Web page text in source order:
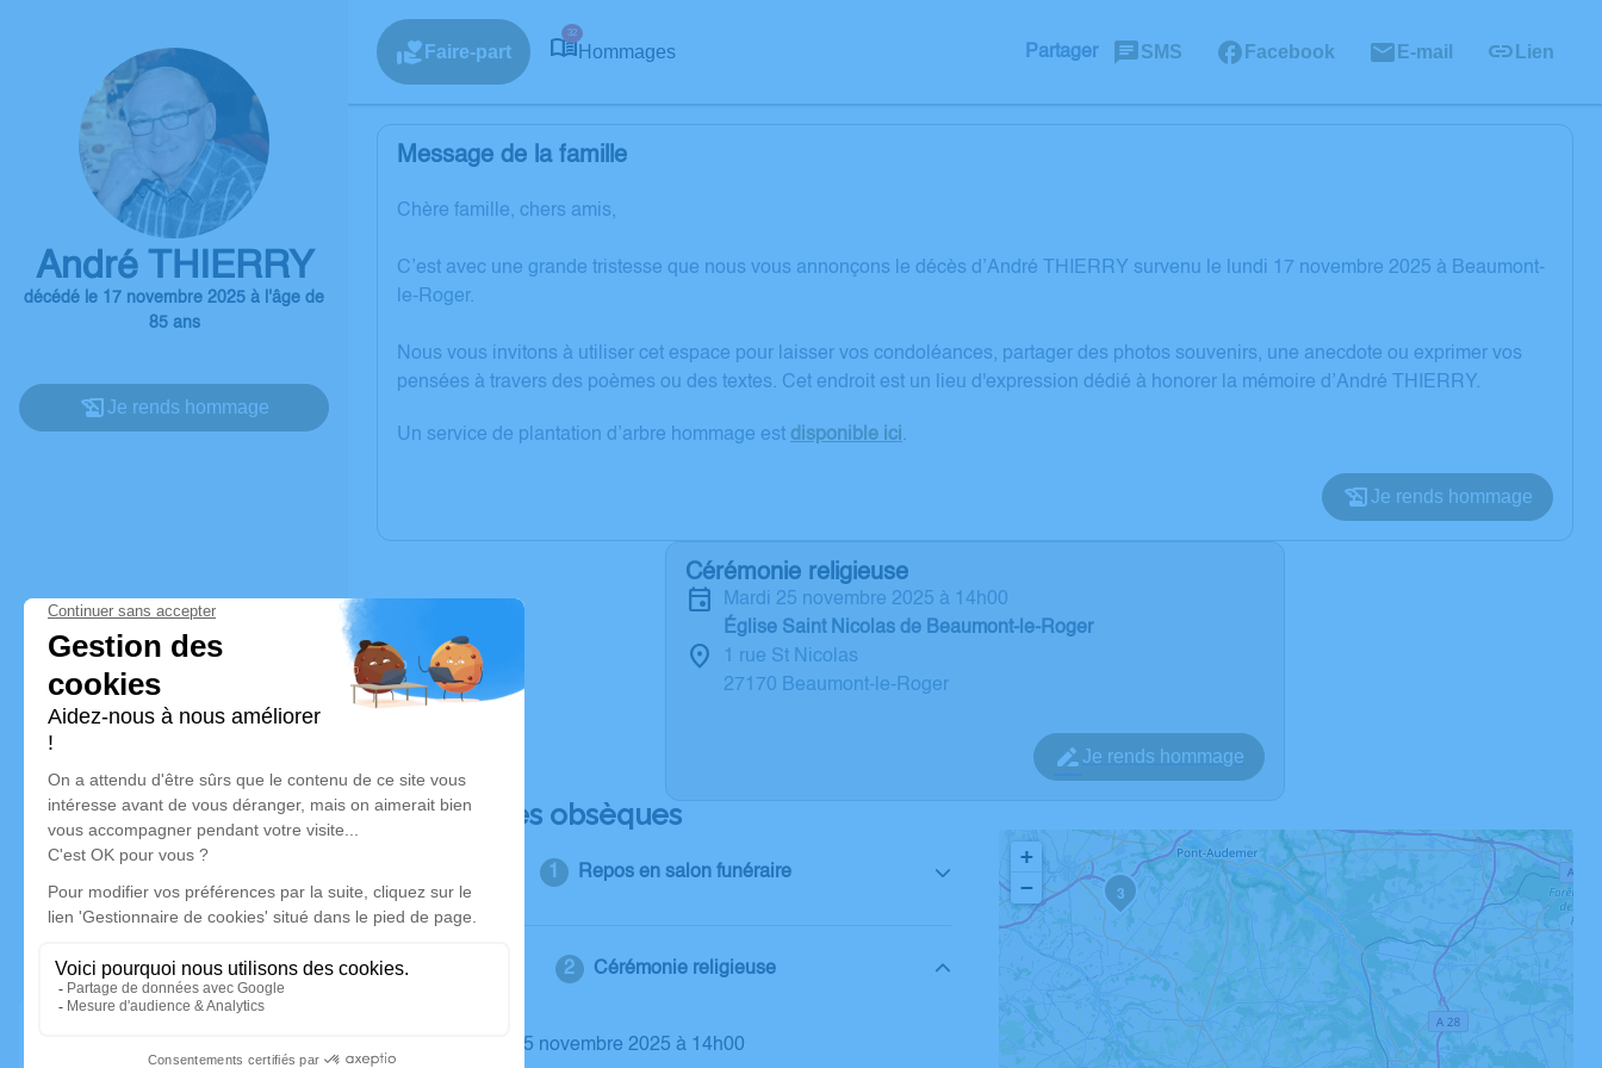
André THIERRY
décédé le 17 novembre 2025 à l'âge de
85 ans
Je rends hommage
Faire-part
32
Hommages Partager SMS Facebook E-mail Lien
Message de la famille
Chère famille, chers amis,
C’est avec une grande tristesse que nous vous annonçons le décès d’André THIERRY survenu le lundi 17 novembre 2025 à Beaumont-
le-Roger.
Nous vous invitons à utiliser cet espace pour laisser vos condoléances, partager des photos souvenirs, une anecdote ou exprimer vos
pensées à travers des poèmes ou des textes. Cet endroit est un lieu d'expression dédié à honorer la mémoire d’André THIERRY.
Un service de plantation d’arbre hommage est disponible ici .
Je rends hommage
Cérémonie religieuse
mardi 25 novembre 2025 à 14h00
Église Saint Nicolas de Beaumont-le-Roger
1 rue St Nicolas
27170 Beaumont-le-Roger
Je rends hommage
Déroulé des obsèques
Repos en salon funéraire
Cérémonie religieuse
Le mardi 25 novembre 2025 à 14h00
3
+
−